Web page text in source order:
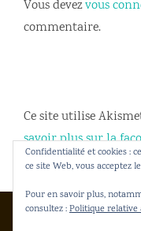
Vous devezvous
commentaire.
Ce site utilise
savoir plus sur la
commentaires sont
Confidentialité et cookies :
ce site Web, vous acceptez
Pour en savoir plus,
consultez :Politique relative